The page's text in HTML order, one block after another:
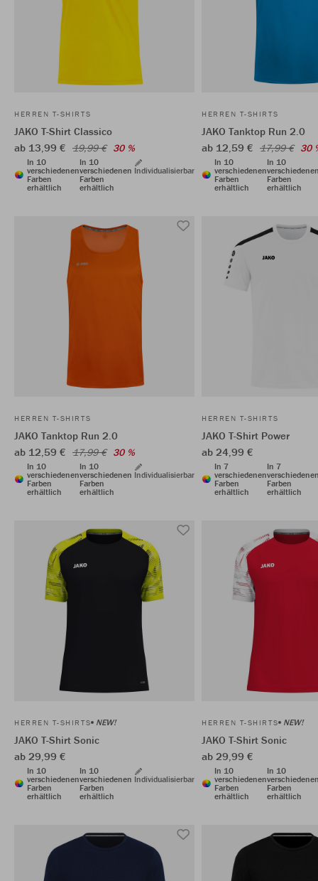
HERREN T-SHIRTS
JAKO T-Shirt Classico
ab 13,99 € 19,99 € 30 %
In 10
verschiedenen
Farben
erhältlich
In 10
verschiedenen
Farben
erhältlich
Individualisierbar
HERREN T-SHIRTS
JAKO Tanktop Run 2.0
ab 12,59 € 17,99 € 30
In 10
verschiedenen
Farben
erhältlich
In 10
Farben
erhältlich
HERREN T-SHIRTS
JAKO Tanktop Run 2.0
ab 12,59 € 17,99 € 30 %
In 10
verschiedenen
Farben
erhältlich
In 10
verschiedenen
Farben
erhältlich
Individualisierbar
HERREN T-SHIRTS
JAKO T-Shirt Power
ab 24,99 €
In 7
verschiedenen
Farben
erhältlich
In 7
Farben
erhältlich
HERREN T-SHIRTS NEW!
JAKO T-Shirt Sonic
ab 29,99 €
In 10
verschiedenen
Farben
erhältlich
In 10
verschiedenen
Farben
erhältlich
Individualisierbar
HERREN T-SHIRTS NEW!
JAKO T-Shirt Sonic
ab 29,99 €
In 10
verschiedenen
Farben
erhältlich
In 10
Farben
erhältlich